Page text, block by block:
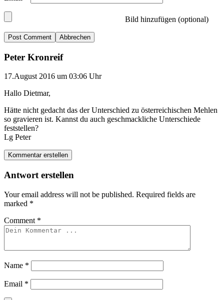
Bild hinzufügen (optional)
Abbrechen
Peter Kronreif
17.August 2016 um 03:06 Uhr
Hallo Dietmar,
Hätte nicht gedacht das der Unterschied zu österreichischen Mehlen
so gravieren ist. Kannst du auch geschmackliche Unterschiede
feststellen?
Lg Peter
Kommentar erstellen
Antwort erstellen
Your email address will not be published. Required fields are
marked *
Comment *
Name *
Email *